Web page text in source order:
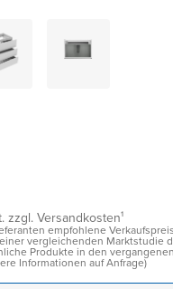
zzgl. Versandkosten¹
empfohlene
vergleichenden Marktstudie
Produkte in den
Informationen auf Anfrage)